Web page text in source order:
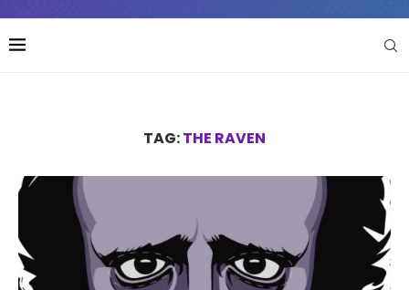
TAG:THE RAVEN